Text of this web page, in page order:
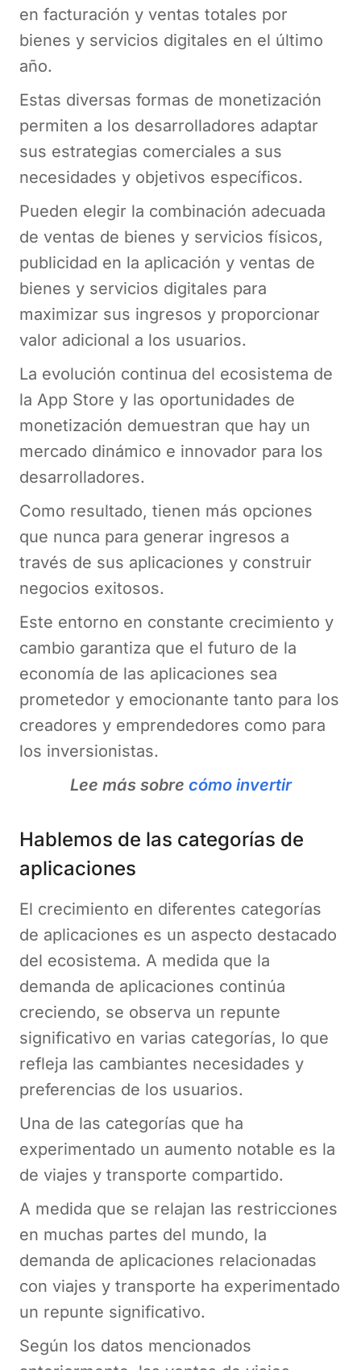
en facturación y ventas totales por
bienes y servicios digitales en el último
año.
Estas diversas formas de monetización
permiten a los desarrolladores adaptar
sus estrategias comerciales a sus
necesidades y objetivos específicos.
Pueden elegir la combinación adecuada
de ventas de bienes y servicios físicos,
publicidad en la aplicación y ventas de
bienes y servicios digitales para
maximizar sus ingresos y proporcionar
valor adicional a los usuarios.
La evolución continua del ecosistema de
la App Store y las oportunidades de
monetización demuestran que hay un
mercado dinámico e innovador para los
desarrolladores.
Como resultado, tienen más opciones
que nunca para generar ingresos a
través de sus aplicaciones y construir
negocios exitosos.
Este entorno en constante crecimiento y
cambio garantiza que el futuro de la
economía de las aplicaciones sea
prometedor y emocionante tanto para los
creadores y emprendedores como para
los inversionistas.
Lee más sobre cómo invertir
Hablemos de las categorías de
aplicaciones
El crecimiento en diferentes categorías
de aplicaciones es un aspecto destacado
del ecosistema. A medida que la
demanda de aplicaciones continúa
creciendo, se observa un repunte
significativo en varias categorías, lo que
refleja las cambiantes necesidades y
preferencias de los usuarios.
Una de las categorías que ha
experimentado un aumento notable es la
de viajes y transporte compartido.
A medida que se relajan las restricciones
en muchas partes del mundo, la
demanda de aplicaciones relacionadas
con viajes y transporte ha experimentado
un repunte significativo.
Según los datos mencionados